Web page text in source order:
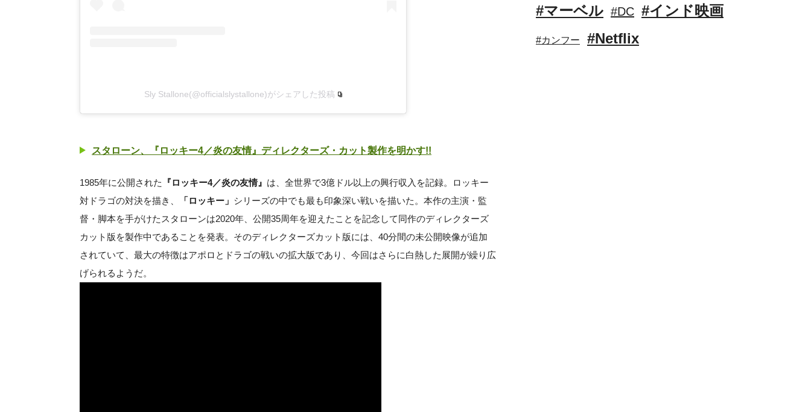
Sly Stallone(@officialslystallone)がシェアした投稿
スタローン、『ロッキー4／炎の友情』ディレクターズ・カット製作を明かす!!
1985年に公開された 『ロッキー4／炎の友情』 は、全世界で3億ドル以上の興行収入を記録。ロッキー
対ドラゴの対決を描き、
「ロッキー」 シリーズの中でも最も印象深い戦いを描いた。本作の主演・監
督・脚本を手がけたスタローンは2020年、公開35周年を迎えたことを記念して同作のディレクターズ
カット版を製作中であることを発表。そのディレクターズカット版には、40分間の未公開映像が追加
されていて、最大の特徴はアポロとドラゴの戦いの拡大版であり、今回はさらに白熱した展開が繰り広
げられるようだ。
#マーベル #DC #インド映画
#カンフー #Netflix